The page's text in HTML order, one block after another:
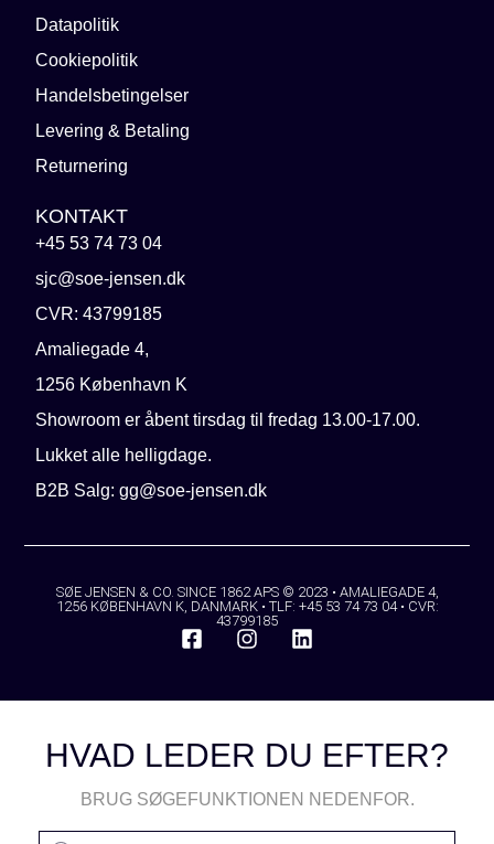
Datapolitik
Cookiepolitik
Handelsbetingelser
Levering & Betaling
Returnering
KONTAKT
+45 53 74 73 04
sjc@soe-jensen.dk
CVR: 43799185
Amaliegade 4,
1256 København K
Showroom er åbent tirsdag til fredag 13.00-17.00.
Lukket alle helligdage.
B2B Salg: gg@soe-jensen.dk
SØE JENSEN & CO. SINCE 1862 APS © 2023 • AMALIEGADE 4,
1256 KØBENHAVN K, DANMARK • TLF: +45 53 74 73 04 • CVR:
43799185
HVAD LEDER DU EFTER?
BRUG SØGEFUNKTIONEN NEDENFOR.